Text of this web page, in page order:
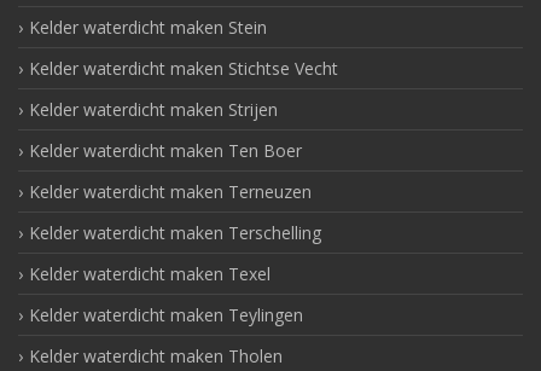
Kelder waterdicht maken Stein
Kelder waterdicht maken Stichtse Vecht
Kelder waterdicht maken Strijen
Kelder waterdicht maken Ten Boer
Kelder waterdicht maken Terneuzen
Kelder waterdicht maken Terschelling
Kelder waterdicht maken Texel
Kelder waterdicht maken Teylingen
Kelder waterdicht maken Tholen